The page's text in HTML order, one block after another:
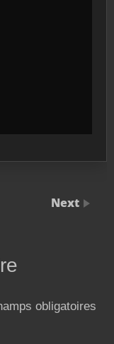
Next
obligatoires